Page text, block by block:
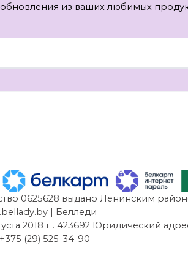
из ваших любимых
0625628 выдано Ленинским
| Белледи
2018 г . 423692 Юридический
(29) 525-34-90